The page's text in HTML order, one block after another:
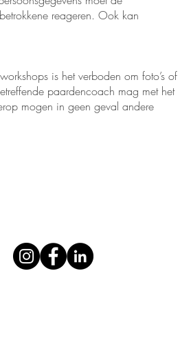
reageren. Ook kan
is het verboden om foto’s of
paardencoach mag met het
mogen in geen geval andere